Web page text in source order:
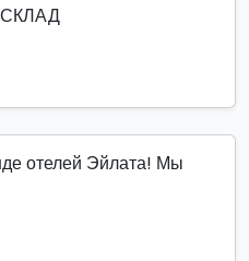
отелей Эйлата! Мы